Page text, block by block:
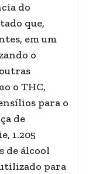
do
que,
em um
o
o THC,
para o
de
1.205
de álcool
para